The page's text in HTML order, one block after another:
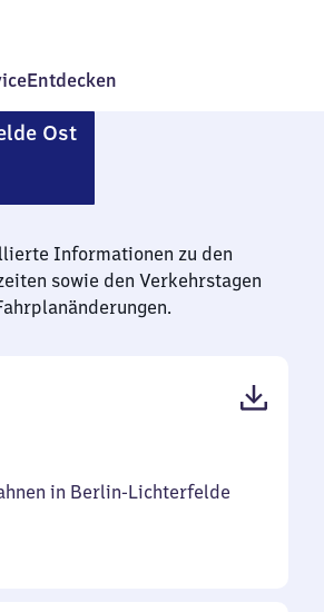
Entdecken
Ost
Informationen zu den
sowie den Verkehrstagen
in Berlin-Lichterfelde